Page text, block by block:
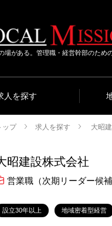
場がある。管理職・経営幹部のため
人を探す
ップ 求人を探す 大昭
昭建設株式会社
営業職（次期リーダー候補
設立30年以上 地域密着型経営